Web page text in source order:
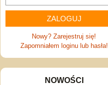
Nowy? Zarejestruj się!
Zapomniałem loginu lub hasła!
NOWOŚCI